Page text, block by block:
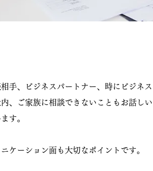
手、ビジネスパートナー、時にビジネス
、ご家族に相談できないこともお話しい
す。
ケーション面も大切なポイントです。